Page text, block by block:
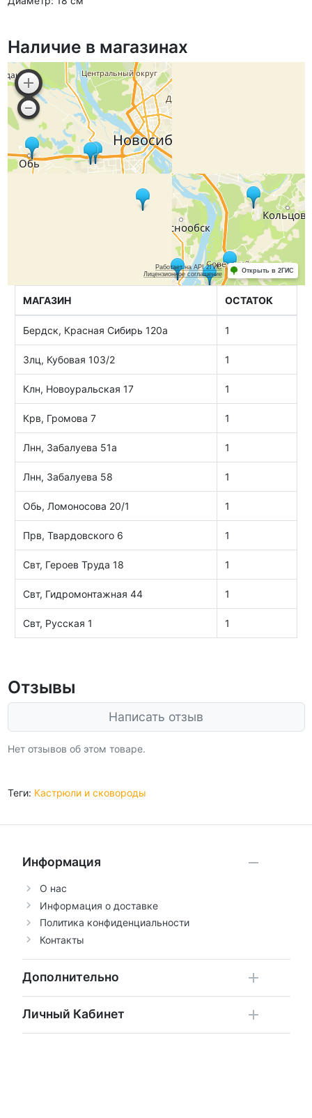
Наличие в магазинах
МАГАЗИН ОСТАТОК
Бердск, Красная Сибирь 120а 1
Злц, Кубовая 103/2 1
Клн, Новоуральская 17 1
Крв, Громова 7 1
Лнн, Забалуева 51а 1
Лнн, Забалуева 58 1
Обь, Ломоносова 20/1 1
Прв, Твардовского 6 1
Свт, Героев Труда 18 1
Свт, Гидромонтажная 44 1
Свт, Русская 1 1
Отзывы
Написать отзыв
Нет отзывов об этом товаре.
Теги: Кастрюли и сковороды
Информация
О нас
Информация о доставке
Политика конфиденциальности
Контакты
Дополнительно
Личный Кабинет